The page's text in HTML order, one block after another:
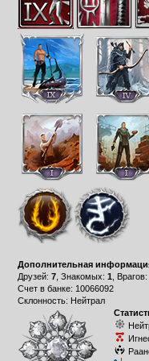
Дополнительная
Друзей: 7, Знакомых: 1 , Врагов:
Счет в банке: 10066092
Склонность: Нейтрал